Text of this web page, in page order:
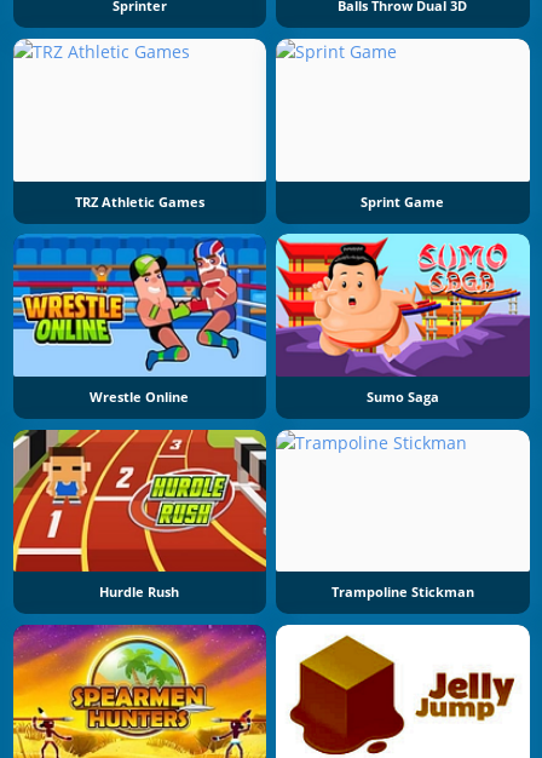
Sprinter Balls Throw Dual 3D
TRZ Athletic Games Sprint Game
Wrestle Online Sumo Saga
Hurdle Rush Trampoline Stickman